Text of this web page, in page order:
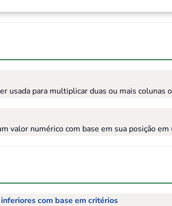
usada para multiplicar duas ou mais
valor numérico com base em sua posição
com base em critérios